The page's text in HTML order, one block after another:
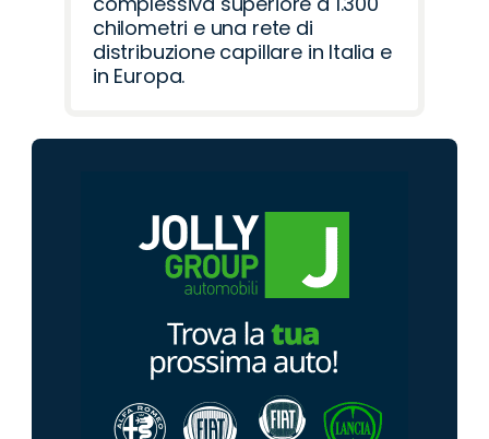
chilometri e una rete di
distribuzione capillare in Italia e
in Europa.